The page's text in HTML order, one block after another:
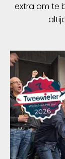
extra om te